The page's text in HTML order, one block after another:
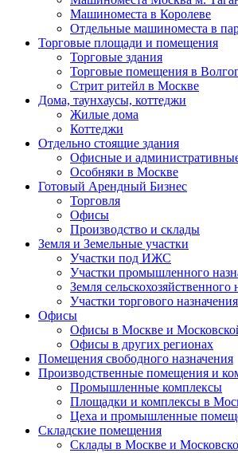
Машиноместа в Королеве
Отдельные машиноместа в
Торговые площади и помещения
Торговые здания
Торговые помещения в
Стрит ритейл в Москве
Дома, таунхаусы, коттеджи
Жилые дома
Коттеджи
Отдельно стоящие здания
Офисные и
Особняки в Москве
Готовый Арендный Бизнес
Торговля
Офисы
Производство и склады
Земля и Земельные участки
Участки под ИЖС
Участки промышленного
Земля сельскохозяйственного
Участки торгового назначения
Офисы
Офисы в Москве и
Офисы в других регионах
Помещения свободного назначения
Производственные помещения и
Промышленные комплексы
Площадки и комплексы в
Цеха и промышленные
Складские помещения
Склады в Москве и